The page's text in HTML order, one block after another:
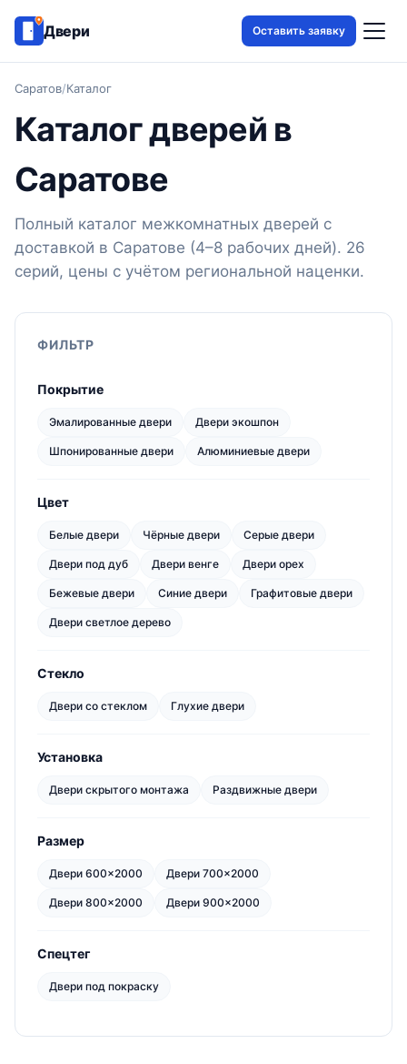
Двери Оставить заявку
Саратов/Каталог
Каталог дверей в
Саратове
Полный каталог межкомнатных дверей с
доставкой в Саратове (4–8 рабочих дней). 26
серий, цены с учётом региональной наценки.
ФИЛЬТР
Покрытие
Эмалированные двери Двери экошпон
Шпонированные двери Алюминиевые двери
Цвет
Белые двери Чёрные двери Серые двери
Двери под дуб Двери венге Двери орех
Бежевые двери Синие двери Графитовые двери
Двери светлое дерево
Стекло
Двери со стеклом Глухие двери
Установка
Двери скрытого монтажа Раздвижные двери
Размер
Двери 600×2000 Двери 700×2000
Двери 800×2000 Двери 900×2000
Спецтег
Двери под покраску